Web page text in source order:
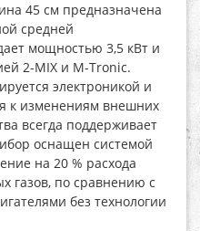
45 см предназначена
средней
мощностью 3,5 кВт и
2-MIX и M-Tronic.
электроникой и
к изменениям внешних
всегда поддерживает
оснащен системой
на 20 % расхода
газов, по сравнению с
без технологии